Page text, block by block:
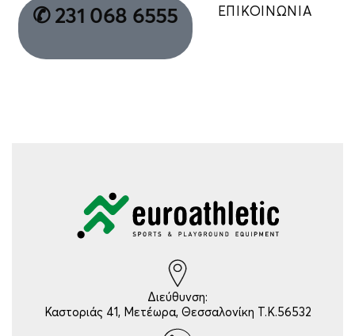
✆ 231 068 6555 ΕΠΙΚΟΙΝΩΝΙΑ
Διεύθυνση:
Καστοριάς 41, Μετέωρα, Θεσσαλονίκη Τ.Κ.56532